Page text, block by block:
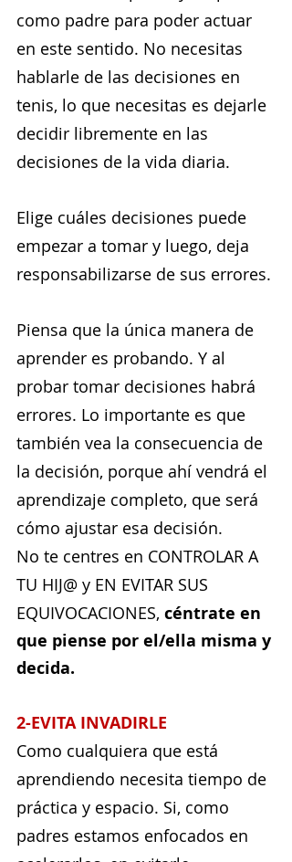
como padre para poder actuar
en este sentido. No necesitas
hablarle de las decisiones en
tenis, lo que necesitas es dejarle
decidir libremente en las
decisiones de la vida diaria.
Elige cuáles decisiones puede
empezar a tomar y luego, deja
responsabilizarse de sus errores.
Piensa que la única manera de
aprender es probando. Y al
probar tomar decisiones habrá
errores. Lo importante es que
también vea la consecuencia de
la decisión, porque ahí vendrá el
aprendizaje completo, que será
cómo ajustar esa decisión.
No te centres en CONTROLAR A
TU HIJ@ y EN EVITAR SUS
EQUIVOCACIONES, céntrate en
que piense por el/ella misma y
decida.
2-EVITA INVADIRLE
Como cualquiera que está
aprendiendo necesita tiempo de
práctica y espacio. Si, como
padres estamos enfocados en